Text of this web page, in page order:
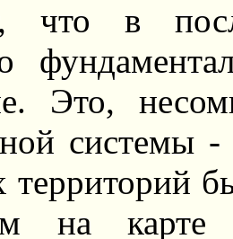
что в
Это,
системы -
территорий
на карте